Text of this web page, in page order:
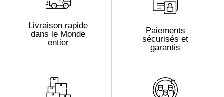
Livraison rapide
dans le Monde
entier
Paiements
sécurisés et
garantis